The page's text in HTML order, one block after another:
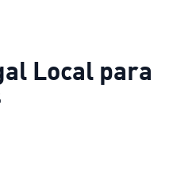
Local para